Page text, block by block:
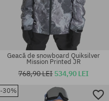
Mărimi existente:
Geacă de snowboard Quiksilver
Mission Printed JR
768,90 LEI 534,90 LEI
-30%